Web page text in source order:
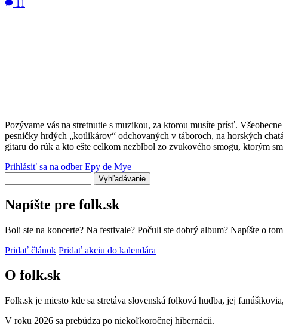
11
Pozývame vás na stretnutie s muzikou, za ktorou musíte prísť.
pesničky hrdých „kotlikárov“ odchovaných v táboroch, na horských
gitaru do rúk a kto ešte celkom nezblbol zo zvukového smogu, ktorým
Prihlásiť sa na odber Epy de Mye
Napíšte pre folk.sk
Boli ste na koncerte? Na festivale? Počuli ste dobrý album? Napíšte o
Pridať článok Pridať akciu do kalendára
O folk.sk
Folk.sk je miesto kde sa stretáva slovenská folková hudba, jej
V roku 2026 sa prebúdza po niekoľkoročnej hibernácii.